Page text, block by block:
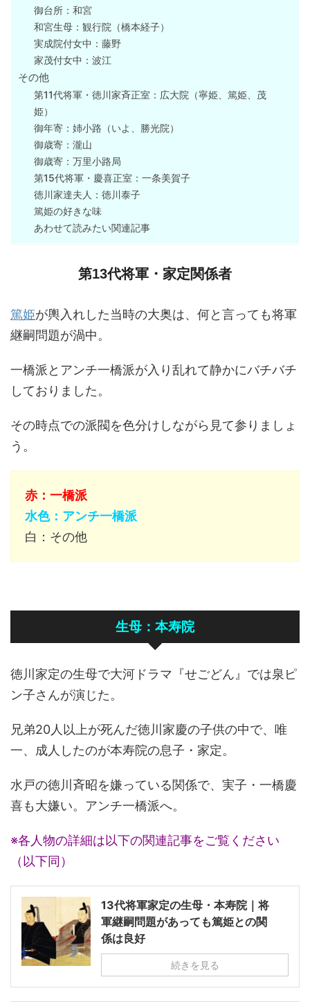
御台所：和宮
和宮生母：観行院（橋本経子）
実成院付女中：藤野
家茂付女中：波江
その他
第11代将軍・徳川家斉正室：広大院（寧姫、篤姫、茂
姫）
御年寄：姉小路（いよ、勝光院）
御歳寄：瀧山
御歳寄：万里小路局
第15代将軍・慶喜正室：一条美賀子
徳川家達夫人：徳川泰子
篤姫の好きな味
あわせて読みたい関連記事
第13代将軍・家定関係者
篤姫が輿入れした当時の大奥は、何と言っても将軍
継嗣問題が渦中。
一橋派とアンチ一橋派が入り乱れて静かにバチバチ
しておりました。
その時点での派閥を色分けしながら見て参りましょ
う。
赤：一橋派
水色：アンチ一橋派
白：その他
生母：本寿院
徳川家定の生母で大河ドラマ『せごどん』では泉ピ
ン子さんが演じた。
兄弟20人以上が死んだ徳川家慶の子供の中で、唯
一、成人したのが本寿院の息子・家定。
水戸の徳川斉昭を嫌っている関係で、実子・一橋慶
喜も大嫌い。アンチ一橋派へ。
※各人物の詳細は以下の関連記事をご覧ください
（以下同）
13代将軍家定の生母・本寿院｜将
軍継嗣問題があっても篤姫との関
係は良好
続きを見る